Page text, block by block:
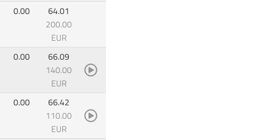
0.00
64.01
200.00
EUR
0.00
66.09
140.00
EUR
0.00
66.42
110.00
EUR